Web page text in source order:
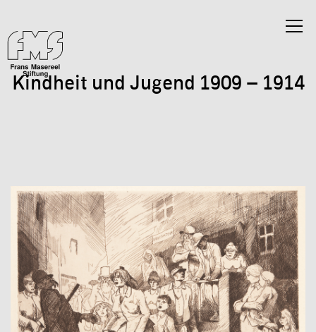
Kindheit und Jugend 1909 – 1914